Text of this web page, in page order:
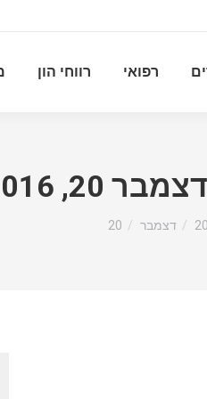
רפואי רווחי הון
דצמבר 20, 2016
דצמבר 20